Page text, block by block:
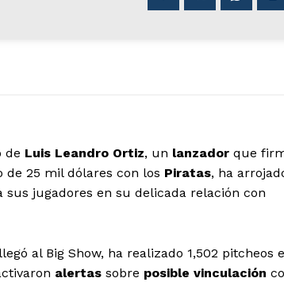
de Luis Leandro Ortiz, un lanzador que
25 mil dólares con los Piratas, ha
sus jugadores en su delicada relación con
al Big Show, ha realizado 1,502 pitcheos
alertas sobre posible vinculación